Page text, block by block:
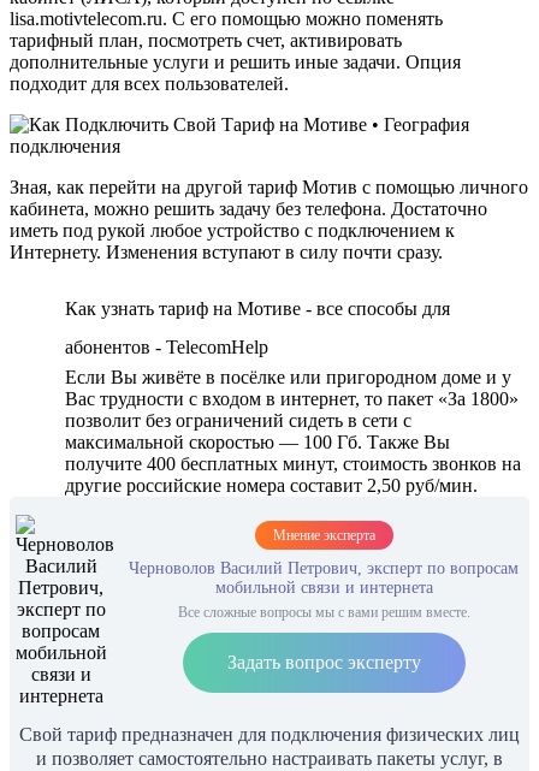
lisa.motivtelecom.ru. С его помощью можно поменять
тарифный план, посмотреть счет, активировать
дополнительные услуги и решить иные задачи. Опция
подходит для всех пользователей.
Зная, как перейти на другой тариф Мотив с помощью личного
кабинета, можно решить задачу без телефона. Достаточно
иметь под рукой любое устройство с подключением к
Интернету. Изменения вступают в силу почти сразу.
Как узнать тариф на Мотиве - все способы для
абонентов - TelecomHelp
Если Вы живёте в посёлке или пригородном доме и у
Вас трудности с входом в интернет, то пакет «За 1800»
позволит без ограничений сидеть в сети с
максимальной скоростью — 100 Гб. Также Вы
получите 400 бесплатных минут, стоимость звонков на
другие российские номера составит 2,50 руб/мин.
Мнение эксперта
Черноволов Василий Петрович, эксперт по вопросам
мобильной связи и интернета
Все сложные вопросы мы с вами решим вместе.
Задать вопрос эксперту
Свой тариф предназначен для подключения физических лиц
и позволяет самостоятельно настраивать пакеты услуг, в